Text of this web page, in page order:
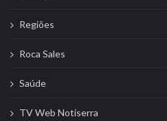
Regiões
Roca Sales
Saúde
TV Web Notiserra